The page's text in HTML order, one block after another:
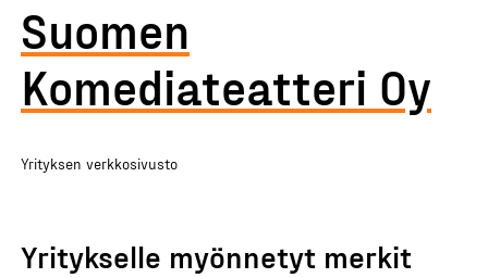
Suomen
Komediateatteri Oy
Yrityksen verkkosivusto
Yritykselle myönnetyt merkit